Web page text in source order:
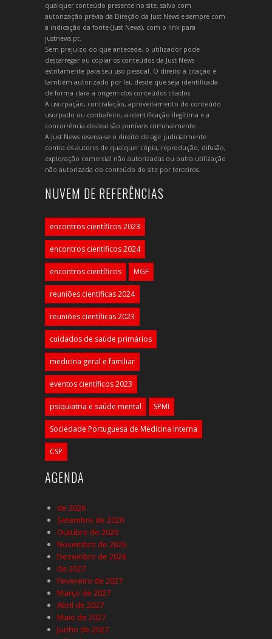
qualquer conteúdo presente no site, salvo com
autorização prévia da Direção da Just News e sempre com
a indicação da fonte (Just News), com o link para
justnews.pt.
Sem prejuízo do que antecede, o utilizador pode
descarregar ou copiar os conteúdos da Just News
estritamente para seu uso pessoal. O direito à citação é
também autorizado por lei, desde que seja identificada
de forma clara a origem dos conteúdos citados.
A usurpação, contrafação, aproveitamento do conteúdo
usurpado ou contrafeito, a identificação ilegítima e a
concorrência desleal são puníveis criminalmente.
A Just News reserva-se o direito de agir judicialmente
contra os autores de qualquer cópia, reprodução, difusão,
exploração comercial não autorizadas ou outra utilização
não autorizada do conteúdo do site por terceiros.
NUVEM DE REFERÊNCIAS
encontros científicos 2023
encontros científicos 2024
encontros científicos MGF
reuniões científicas 2024
reuniões científicas 2023
cuidados de saúde primários
medicina geral e familiar
eventos científicos 2023
psiquiatria e saúde mental SPMI
Sociedade Portuguesa de Medicina Interna
CSP
AGENDA
de 2026
Setembro de 2026
Outubro de 2026
Novembro de 2026
Dezembro de 2026
de 2027
Fevereiro de 2027
Março de 2027
Abril de 2027
Maio de 2027
Junho de 2027